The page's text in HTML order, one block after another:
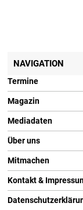
NAVIGATION
Termine
Magazin
Mediadaten
Über uns
Mitmachen
Kontakt &